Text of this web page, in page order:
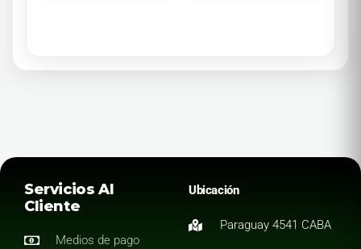
Servicios Al
Cliente
Medios de pago
Ubicación
Paraguay 4541 CABA